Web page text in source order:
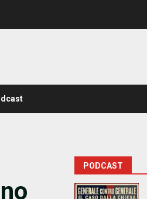
PODCAST